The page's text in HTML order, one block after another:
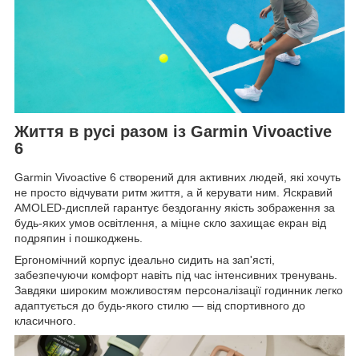
Життя в русі разом із Garmin Vivoactive
6
Garmin Vivoactive 6 створений для активних людей, які хочуть
не просто відчувати ритм життя, а й керувати ним. Яскравий
AMOLED-дисплей гарантує бездоганну якість зображення за
будь-яких умов освітлення, а міцне скло захищає екран від
подряпин і пошкоджень.
Ергономічний корпус ідеально сидить на зап'ясті,
забезпечуючи комфорт навіть під час інтенсивних тренувань.
Завдяки широким можливостям персоналізації годинник легко
адаптується до будь-якого стилю — від спортивного до
класичного.